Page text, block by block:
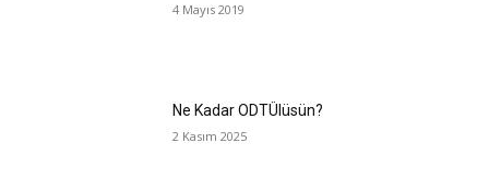
4 Mayıs 2019
Ne Kadar ODTÜlüsün?
2 Kasım 2025